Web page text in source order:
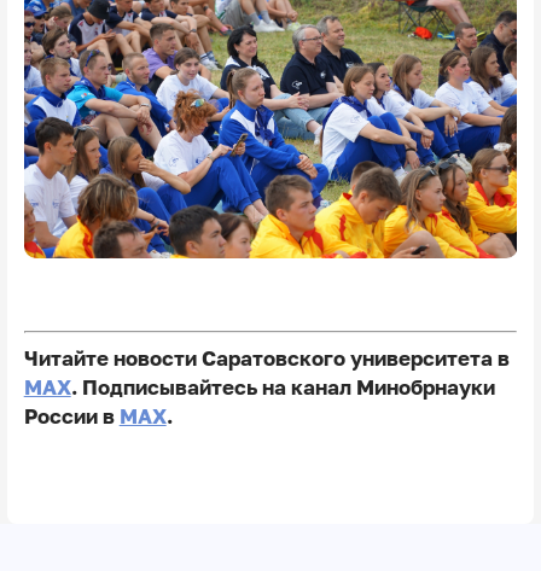
Читайте новости Саратовского университета в
MAX. Подписывайтесь на канал Минобрнауки
России в MAX.